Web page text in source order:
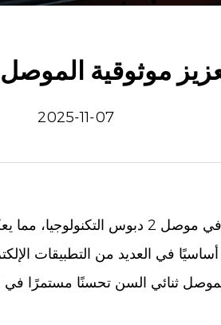
موثوقية الموصل ذو 2
2025-11-07
في موصل 2 دبوس
التكنولوجيا،
في العديد من التطبيقات
ثنائي السن تحسنًا مستمرًا في